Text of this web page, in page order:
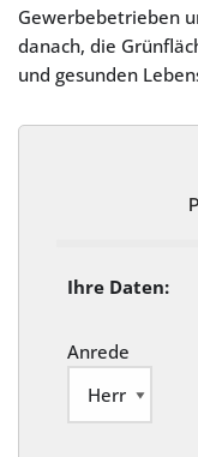
Gewerbebetrieben
danach, die
und gesunden
Ihre Daten:
Anrede